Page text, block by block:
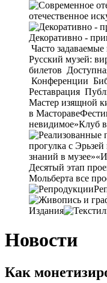
отечественное
Декоративно -
Часто
Русский музей:
билетов
Конференции
Реставрация
Мастер изящной
в Мастораве
невидимое»Клуб
прогулка с
знаний в музее»
Десятый этап
Мольберта все
Издания
Новости
Как